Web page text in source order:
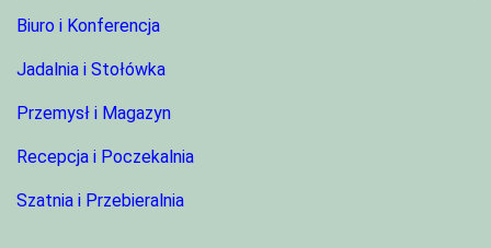
Biuro i Konferencja
Jadalnia i Stołówka
Przemysł i Magazyn
Recepcja i Poczekalnia
Szatnia i Przebieralnia